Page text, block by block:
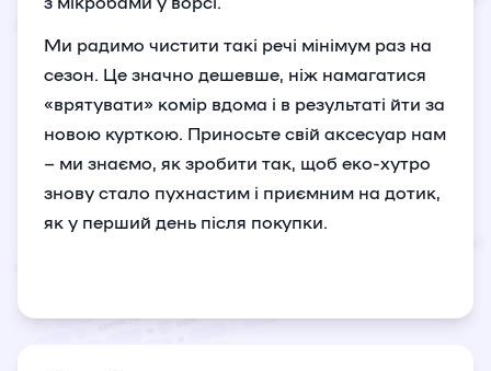
Ми радимо чистити такі речі мінімум раз на
сезон. Це значно дешевше, ніж намагатися
«врятувати» комір вдома і в результаті йти за
новою курткою. Приносьте свій аксесуар нам
– ми знаємо, як зробити так, щоб еко-хутро
знову стало пухнастим і приємним на дотик,
як у перший день після покупки.